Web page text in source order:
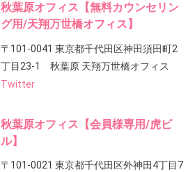
秋葉原オフィス【無料カウンセリン
グ用/天翔万世橋オフィス】
〒101-0041 東京都千代田区神田須田町2
丁目23-1 秋葉原 天翔万世橋オフィス
Twitter
秋葉原オフィス【会員様専用/虎ビ
ル】
〒101-0021 東京都千代田区外神田4丁目7